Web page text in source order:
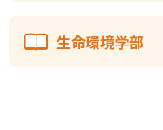
生命環境学部